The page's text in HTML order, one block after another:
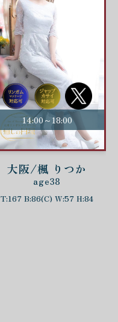
14:00～18:00
大阪/楓 りつか
age38
T:167 B:86(C) W:57 H:84